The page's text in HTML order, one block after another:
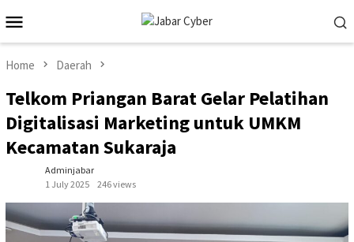
to
contentMenu
Home Daerah
Telkom Priangan Barat Gelar Pelatihan
Digitalisasi Marketing untuk UMKM
Kecamatan Sukaraja
Adminjabar
1 July 2025
246 views